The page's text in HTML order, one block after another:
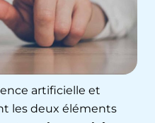
artificielle et
les deux éléments